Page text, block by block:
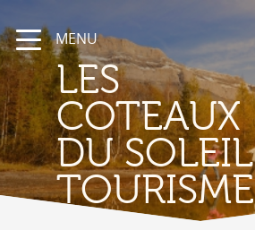
MENU
LES
COTEAUX
DU SOLEIL
TOURISME